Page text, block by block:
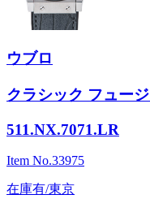
ウブロ
クラシック フュー
511.NX.7071.LR
Item No.33975
在庫有/東京